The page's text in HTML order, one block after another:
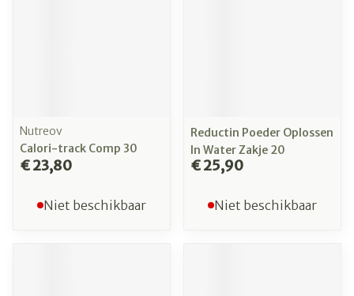
Nutreov
Calori-track Comp 30
€ 23,80
Niet beschikbaar
Reductin Poeder Oplossen
In Water Zakje 20
€ 25,90
Niet beschikbaar